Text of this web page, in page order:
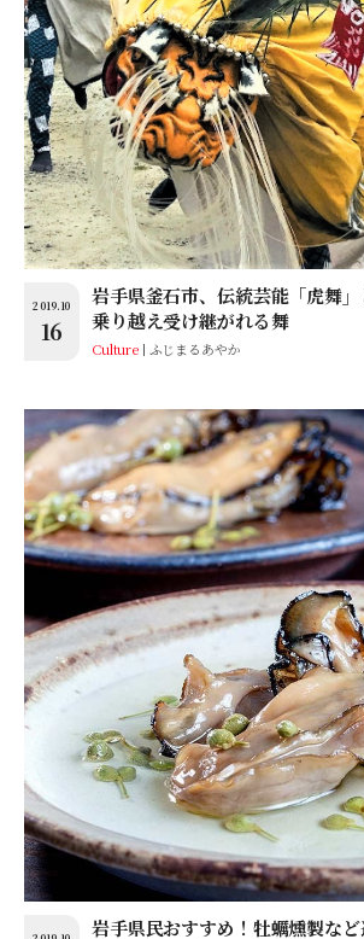
2019.10
16
岩手県釜石市、伝統芸能「虎舞
乗り越え受け継がれる舞
Culture ふじまるあやか
岩手県民おすすめ！牡蠣燻製な